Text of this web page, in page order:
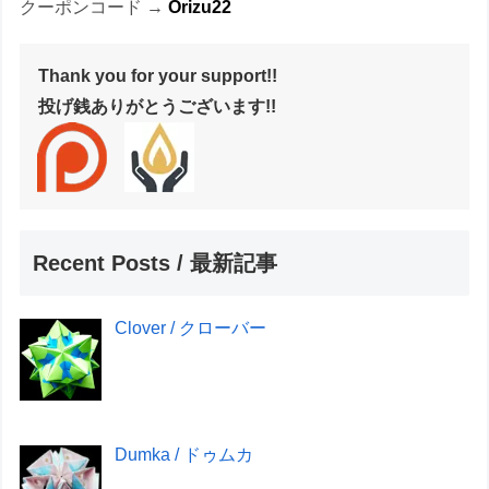
クーポンコード →Orizu22
Thank you for your support!!
投げ銭ありがとうございます!!
Recent Posts / 最新記事
Clover / クローバー
Dumka / ドゥムカ